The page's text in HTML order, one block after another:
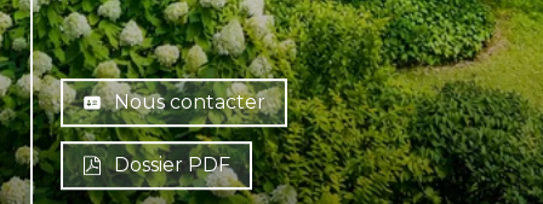
Nous contacter
Dossier PDF